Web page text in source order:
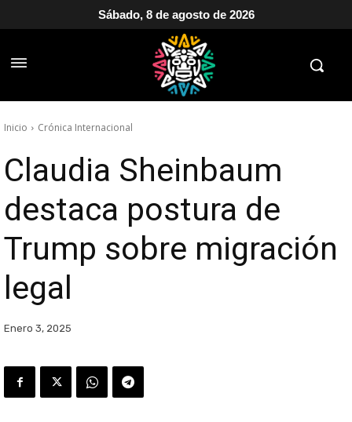
Sábado, 8 de agosto de 2026
Inicio Crónica Internacional
Claudia Sheinbaum
destaca postura de
Trump sobre migración
legal
Enero 3, 2025